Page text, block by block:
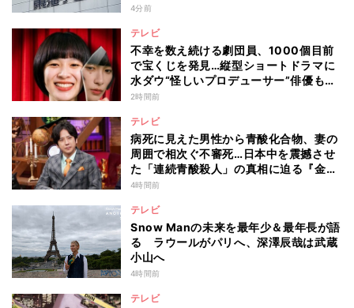
4分前
テレビ
不幸を数え続ける劇団員、1000個目前
で宝くじを発見…縦型ショートドラマに
水ダウ“怪しいプロデューサー”俳優も出
演
2時間前
テレビ
病死に見えた男性から青酸化合物、妻の
周囲で相次ぐ不審死…日本中を震撼させ
た「連続青酸殺人」の真相に迫る『金曜
ミステリークラブ!!!』
4時間前
テレビ
Snow Manの未来を最年少＆最年長が語
る ラウールがパリへ、深澤辰哉は武蔵
小山へ
4時間前
テレビ